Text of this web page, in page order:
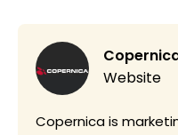
Website
Copernica is